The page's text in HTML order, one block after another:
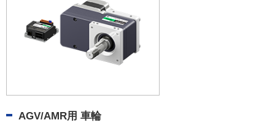
AGV/AMR用 車輪